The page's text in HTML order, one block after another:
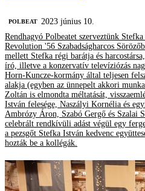
‎POLBEAT 2023 június 10.
Rendhagyó Polbeatet szerveztünk
Revolution '56 Szabadságharcos
mellett Stefka régi barátja és
író, illetve a konzervatív televíziózás
Horn-Kuncze-kormány által teljesen
alakja (egyben az ünnepelt akkori
Zoltán is elmondta méltatását,
István felesége, Naszályi Kornélia és
Ambrózy Áron, Szabó Gergő és Szalai
celebrált rendkívüli adást végül egy
a pezsgőt Stefka István kedvenc
hozták be a kollégák.